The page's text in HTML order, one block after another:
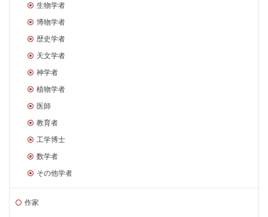
生物学者
博物学者
歴史学者
天文学者
神学者
植物学者
医師
教育者
工学博士
数学者
その他学者
作家